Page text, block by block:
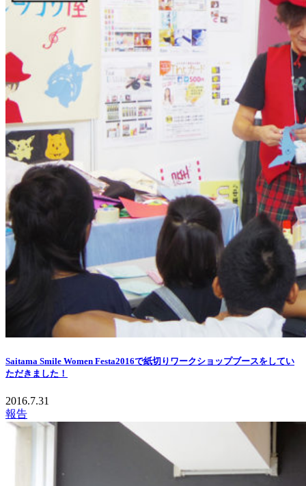
Saitama Smile Women Festa2016で紙切りワークショップブースをしてい
ただきました！
2016.7.31
報告